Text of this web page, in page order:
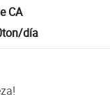
CA
día
!